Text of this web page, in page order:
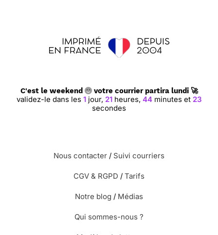
C'est le weekend votre courrier partira lundi 🚀
validez-le dans les 1 jour, 21 heures, 44 minutes et 22
secondes
Nous contacter / Suivi courriers
CGV & RGPD / Tarifs
Notre blog / Médias
Qui sommes-nous ?